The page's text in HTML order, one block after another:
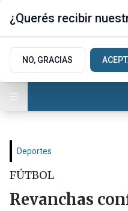
Deportes
FÚTBOL
Revanchas
¿Querés recibir
NO, GRACIAS